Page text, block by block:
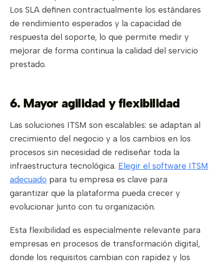
Los SLA definen contractualmente los estándares
de rendimiento esperados y la capacidad de
respuesta del soporte, lo que permite medir y
mejorar de forma continua la calidad del servicio
prestado.
6. Mayor agilidad y flexibilidad
Las soluciones ITSM son escalables: se adaptan al
crecimiento del negocio y a los cambios en los
procesos sin necesidad de rediseñar toda la
infraestructura tecnológica. Elegir el software ITSM
adecuado para tu empresa es clave para
garantizar que la plataforma pueda crecer y
evolucionar junto con tu organización.
Esta flexibilidad es especialmente relevante para
empresas en procesos de transformación digital,
donde los requisitos cambian con rapidez y los